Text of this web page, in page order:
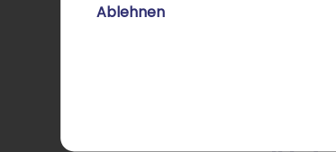
Ablehnen